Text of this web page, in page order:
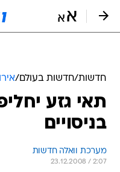
חדשות/חדשות בעולם/
תאי גזע
בניסויים
מערכת וואלה חדשות
23.12.2008 / 2:07